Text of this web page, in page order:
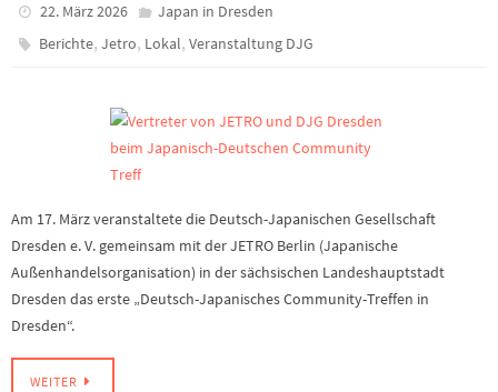
22. März 2026
Japan in Dresden
Berichte,Jetro, Lokal,Veranstaltung DJG
Am 17. März veranstaltete die Deutsch-Japanischen Gesellschaft
Dresden e. V. gemeinsam mit der JETRO Berlin (Japanische
Außenhandelsorganisation) in der sächsischen Landeshauptstadt
Dresden das erste „Deutsch-Japanisches Community-Treffen in
Dresden“.
WEITER